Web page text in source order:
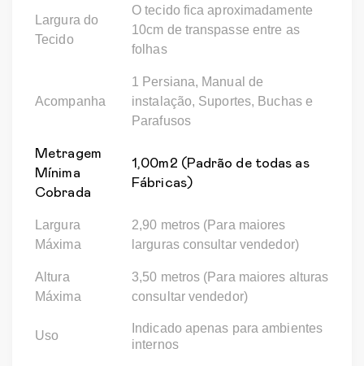
Largura do
Tecido
O tecido fica aproximadamente
10cm de transpasse entre as
folhas
Acompanha
1 Persiana, Manual de
instalação, Suportes, Buchas e
Parafusos
Metragem
Mínima
Cobrada
1,00m2 (Padrão de todas as
Fábricas)
Largura
Máxima
2,90 metros (Para maiores
larguras consultar vendedor)
Altura
Máxima
3,50 metros (Para maiores alturas
consultar vendedor)
Uso
Indicado apenas para ambientes
internos